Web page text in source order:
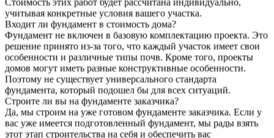
учитывая конкретные условия вашего участка.
Входит ли фундамент в стоимость дома?
Фундамент не включен в базовую комплектацию проекта. Это
решение принято из-за того, что каждый участок имеет свои
особенности и различные типы почв. Кроме того, проекты
домов могут иметь разные конструктивные особенности.
Поэтому не существует универсального стандарта
фундамента, который подошел бы для всех ситуаций.
Строите ли вы на фундаменте заказчика?
Да, мы строим на уже готовом фундаменте заказчика. Если у
вас уже имеется подготовленный фундамент, мы рады взять
этот этап строительства на себя и обеспечить вас